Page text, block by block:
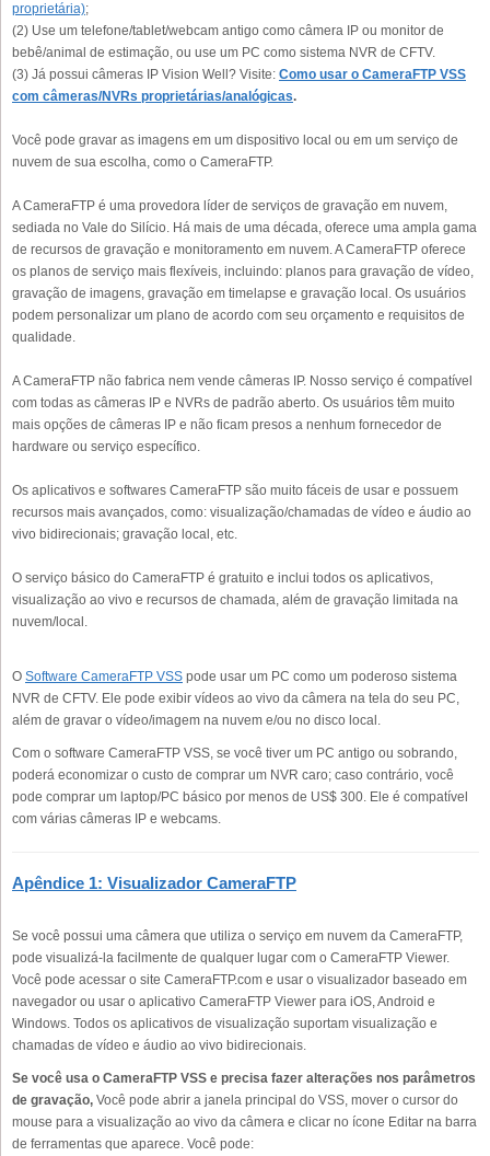
proprietária);
(2) Use um telefone/tablet/webcam antigo como câmera IP ou monitor de
bebê/animal de estimação, ou use um PC como sistema NVR de CFTV.
(3) Já possui câmeras IP Vision Well? Visite: Como usar o CameraFTP VSS
com câmeras/NVRs proprietárias/analógicas.
Você pode gravar as imagens em um dispositivo local ou em um serviço de
nuvem de sua escolha, como o CameraFTP.
A CameraFTP é uma provedora líder de serviços de gravação em nuvem,
sediada no Vale do Silício. Há mais de uma década, oferece uma ampla gama
de recursos de gravação e monitoramento em nuvem. A CameraFTP oferece
os planos de serviço mais flexíveis, incluindo: planos para gravação de vídeo,
gravação de imagens, gravação em timelapse e gravação local. Os usuários
podem personalizar um plano de acordo com seu orçamento e requisitos de
qualidade.
A CameraFTP não fabrica nem vende câmeras IP. Nosso serviço é compatível
com todas as câmeras IP e NVRs de padrão aberto. Os usuários têm muito
mais opções de câmeras IP e não ficam presos a nenhum fornecedor de
hardware ou serviço específico.
Os aplicativos e softwares CameraFTP são muito fáceis de usar e possuem
recursos mais avançados, como: visualização/chamadas de vídeo e áudio ao
vivo bidirecionais; gravação local, etc.
O serviço básico do CameraFTP é gratuito e inclui todos os aplicativos,
visualização ao vivo e recursos de chamada, além de gravação limitada na
nuvem/local.
O Software CameraFTP VSS pode usar um PC como um poderoso sistema
NVR de CFTV. Ele pode exibir vídeos ao vivo da câmera na tela do seu PC,
além de gravar o vídeo/imagem na nuvem e/ou no disco local.
Com o software CameraFTP VSS, se você tiver um PC antigo ou sobrando,
poderá economizar o custo de comprar um NVR caro; caso contrário, você
pode comprar um laptop/PC básico por menos de US$ 300. Ele é compatível
com várias câmeras IP e webcams.
Apêndice 1: Visualizador CameraFTP
Se você possui uma câmera que utiliza o serviço em nuvem da CameraFTP,
pode visualizá-la facilmente de qualquer lugar com o CameraFTP Viewer.
Você pode acessar o site CameraFTP.com e usar o visualizador baseado em
navegador ou usar o aplicativo CameraFTP Viewer para iOS, Android e
Windows. Todos os aplicativos de visualização suportam visualização e
chamadas de vídeo e áudio ao vivo bidirecionais.
Se você usa o CameraFTP VSS e precisa fazer alterações nos parâmetros
de gravação, Você pode abrir a janela principal do VSS, mover o cursor do
mouse para a visualização ao vivo da câmera e clicar no ícone Editar na barra
de ferramentas que aparece. Você pode: